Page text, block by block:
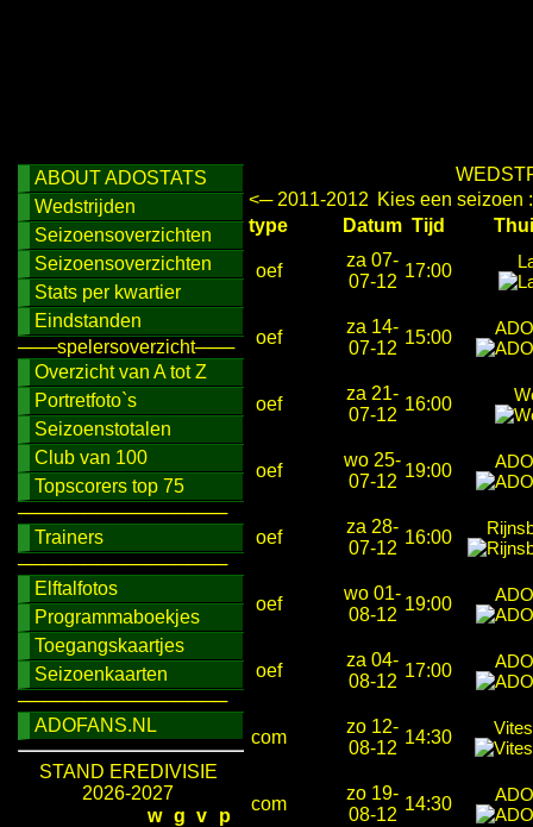
ABOUT ADOSTATS
Wedstrijden
Seizoensoverzichten
Seizoensoverzichten
Stats per kwartier
Eindstanden
───spelersoverzicht───
Overzicht van A tot Z
Portretfoto`s
Seizoenstotalen
Club van 100
Topscorers top 75
────────────────
Trainers
────────────────
Elftalfotos
Programmaboekjes
Toegangskaartjes
Seizoenkaarten
────────────────
ADOFANS.NL
STAND EREDIVISIE
2026-2027
w g v
p
<─ 2011-2012 Kies een seizoen
type
Datum Tijd
oef
za 07-
07-12
17:00
oef
za 14-
07-12
15:00
oef
za 21-
07-12
16:00
oef
wo 25-
07-12
19:00
oef
za 28-
07-12
16:00
oef
wo 01-
08-12
19:00
oef
za 04-
08-12
17:00
com
zo 12-
08-12
14:30
com
zo 19-
08-12
14:30